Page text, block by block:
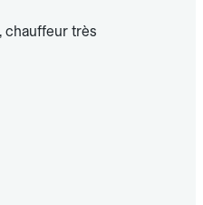
chauffeur très